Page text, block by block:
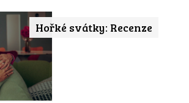
Hořké svátky: Recenze